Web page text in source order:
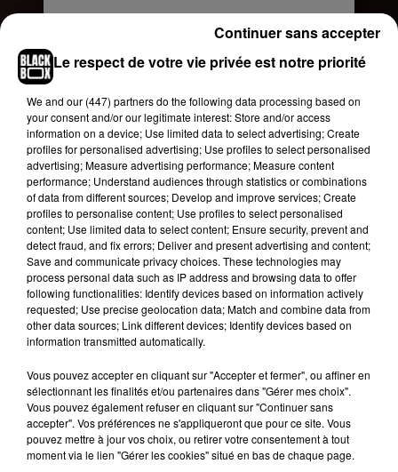
Voir cette publication sur Instagram
La Pumance 20/21 @pumafrance @puma
#ForAllTime �xÈ‍�ܠ️
Une publication partagée parboobaofficial(@boobaofficial) le
Et si aucun communiqué officiel n'a été publié
quant à cette association surprise, la marque a
elle-même confirmé le projet en publiant le même
cliché sur son compte officiel, en écrivant
notamment que Booba avait rejoint
Family.En somme, un joli projet pour celui qui a
récemmentannoncéle lancement deson
nouveau label baptisé
Piraterie Music près 92i
Recordscentré sur le rap et le
label7Corpdavantage orienté sur la musique
Le respect de votre vie privée est notre priorité
We and our (447) partnersdo the following data processing based on
your consent and/or our legitimate interest: Store and/or access
information on a device; Use limited data to select advertising; Create
profiles for personalised advertising; Use profiles to select personalised
advertising; Measure advertising performance; Measure content
performance; Understand audiences through statistics or combinations
of data from different sources; Develop and improve services; Create
profiles to personalise content; Use profiles to select personalised
content; Use limited data to select content; Ensure security, prevent and
detect fraud, and fix errors; Deliver and present advertising and content;
Save and communicate privacy choices. These technologies may
process personal data such as IP address and browsing data to offer
following functionalities: Identify devices based on information actively
requested; Use precise geolocation data; Match and combine data from
other data sources; Link different devices; Identify devices based on
information transmitted automatically.
Vous pouvez accepter en cliquant sur "Accepter et fermer", ou affiner en
sélectionnant les finalités et/ou partenaires dans "Gérer mes choix".
Vous pouvez également refuser en cliquant sur "Continuer sans
accepter". Vos préférences ne s'appliqueront que pour ce site. Vous
pouvez mettre à jour vos choix, ou retirer votre consentement à tout
moment via le lien "Gérer les cookies" situé en bas de chaque page.
Continuer sans accepter